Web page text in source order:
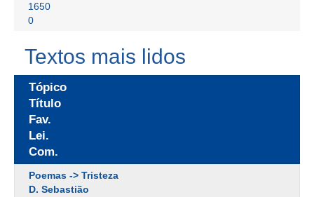
1650
0
Textos mais lidos
Tópico
Título
Fav.
Lei.
Com.
Poemas -> Tristeza
D. Sebastião